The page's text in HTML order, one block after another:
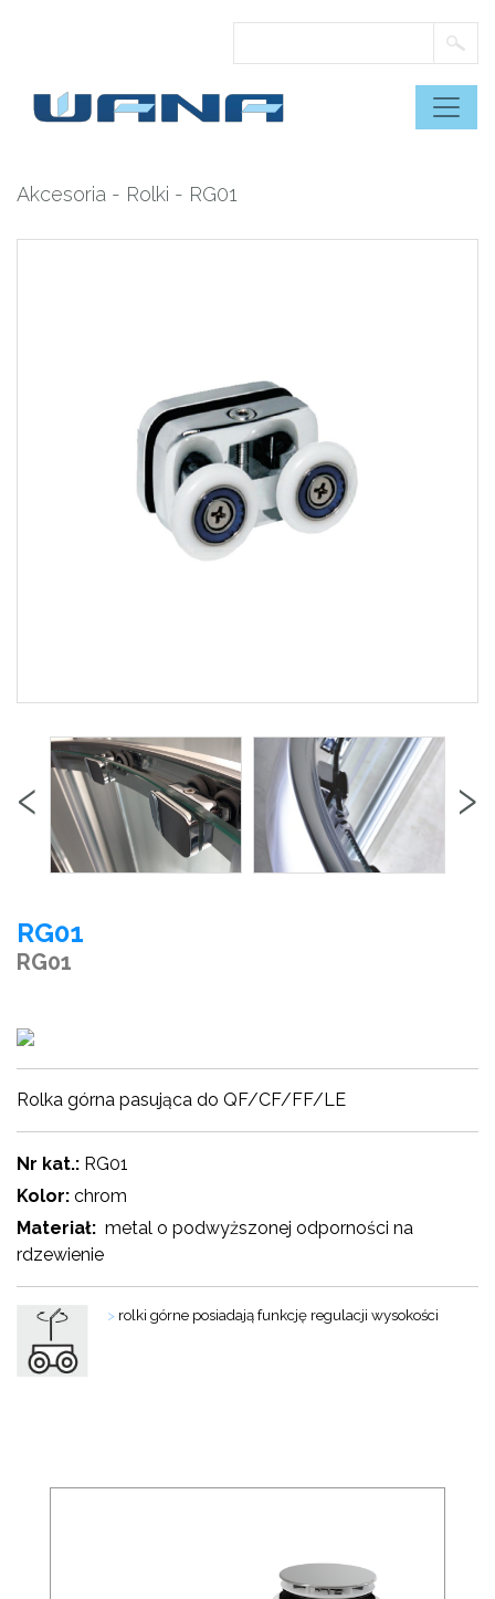
Akcesoria - Rolki - RG01
‹ ›
RG01
RG01
Rolka górna pasująca do QF/CF/FF/LE
Nr kat.: RG01
Kolor: chrom
Materiał: metal o podwyższonej odporności na
rdzewienie
> rolki górne posiadają funkcję regulacji wysokości